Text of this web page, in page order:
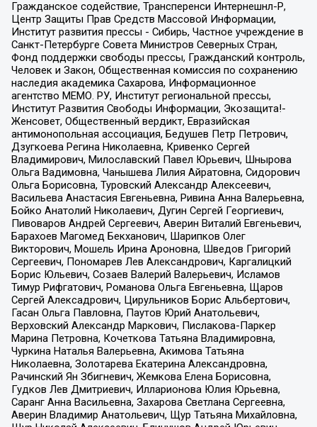
Гражданское содействие, Трансперенси Интернешнл-Р,
Центр Защиты Прав Средств Массовой Информации,
Институт развития прессы - Сибирь, Частное учреждение в
Санкт-Петербурге Совета Министров Северных Стран,
Фонд поддержки свободы прессы, Гражданский контроль,
Человек и Закон, Общественная комиссия по сохранению
наследия академика Сахарова, Информационное
агентство МЕМО. РУ, Институт региональной прессы,
Институт Развития Свободы Информации, Экозащита!-
Женсовет, Общественный вердикт, Евразийская
антимонопольная ассоциация, Бедушев Петр Петрович,
Дзугкоева Регина Николаевна, Кривенко Сергей
Владимирович, Милославский Павел Юрьевич, Шнырова
Ольга Вадимовна, Чанышева Лилия Айратовна, Сидорович
Ольга Борисовна, Туровский Александр Алексеевич,
Васильева Анастасия Евгеньевна, Ривина Анна Валерьевна,
Бойко Анатолий Николаевич, Дугин Сергей Георгиевич,
Пивоваров Андрей Сергеевич, Аверин Виталий Евгеньевич,
Барахоев Магомед Бекханович, Шарипков Олег
Викторович, Мошель Ирина Ароновна, Шведов Григорий
Сергеевич, Пономарев Лев Александрович, Каргалицкий
Борис Юльевич, Созаев Валерий Валерьевич, Исламов
Тимур Рифгатович, Романова Ольга Евгеньевна, Щаров
Сергей Алексадрович, Цирульников Борис Альбертович,
Гасан Ольга Павловна, Паутов Юрий Анатольевич,
Верховский Александр Маркович, Пислакова-Паркер
Марина Петровна, Кочеткова Татьяна Владимировна,
Чуркина Наталья Валерьевна, Акимова Татьяна
Николаевна, Золотарева Екатерина Александровна,
Рачинский Ян Збигневич, Жемкова Елена Борисовна,
Гудков Лев Дмитриевич, Илларионова Юлия Юрьевна,
Саранг Анна Васильевна, Захарова Светлана Сергеевна,
Аверин Владимир Анатольевич, Щур Татьяна Михайловна,